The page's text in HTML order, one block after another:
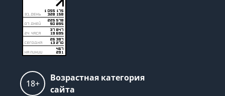
18+
Возрастная категория
сайта